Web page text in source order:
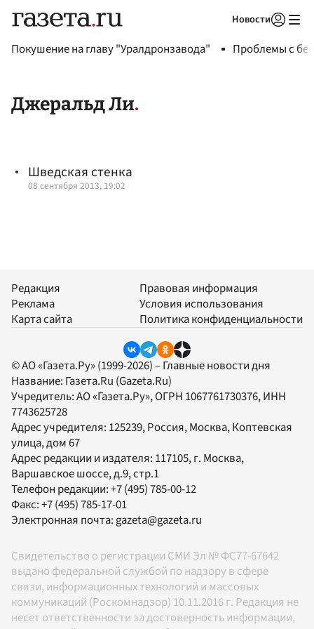
Новости
Покушение на главу "Уралдронзавода" Проблемы с
Джеральд Ли
Шведская стенка
08 сентября 2013, 19:02
Редакция
Реклама
Карта сайта
Правовая информация
Условия использования
Политика конфиденциальности
© АО «Газета.Ру» (1999-2026) – Главные новости дня
Название: Газета.Ru (Gazeta.Ru)
Учредитель:АО «Газета.Ру», ОГРН 1067761730376, ИНН
7743625728
Адрес учредителя: 125239, Россия, Москва, Коптевская
улица, дом 67
Адрес редакции и издателя: 117105, г. Москва,
Варшавское шоссе, д.9, стр.1
Телефон редакции:+7 (495) 785-00-12
Факс:+7 (495) 785-17-01
Электронная почта:gazeta@gazeta.ru
Свидетельство о регистрации СМИ Эл № ФС77-67642
выдано федеральной службой по надзору в сфере
связи, информационных технологий и массовых
коммуникаций (Роскомнадзор) 10.11.2016 г. Редакция не
несет ответственности за достоверность информации,